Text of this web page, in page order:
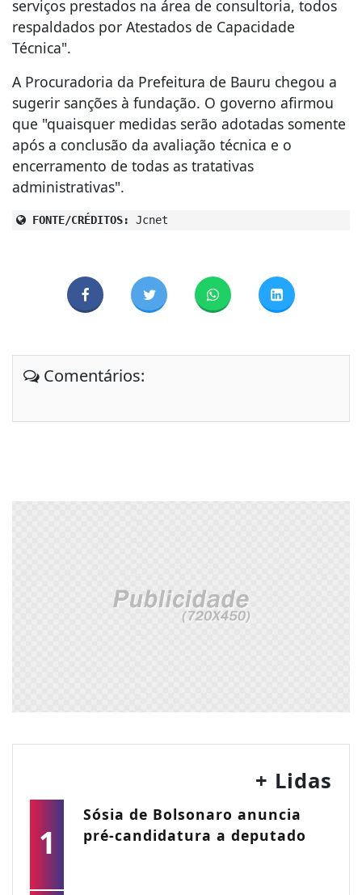
serviços prestados na área de consultoria, todos
respaldados por Atestados de Capacidade
Técnica".
A Procuradoria da Prefeitura de Bauru chegou a
sugerir sanções à fundação. O governo afirmou
que "quaisquer medidas serão adotadas somente
após a conclusão da avaliação técnica e o
encerramento de todas as tratativas
administrativas".
FONTE/CRÉDITOS: Jcnet
Comentários:
+ Lidas
1
Sósia de Bolsonaro anuncia
pré-candidatura a deputado